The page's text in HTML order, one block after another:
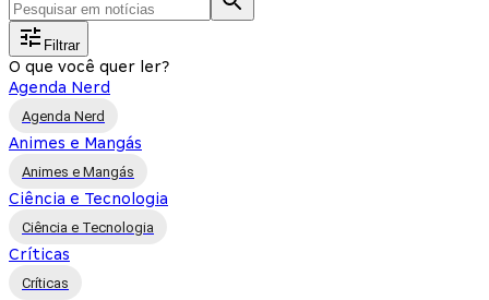
Filtrar
O que você quer ler?
Agenda Nerd
Agenda Nerd
Animes e Mangás
Animes e Mangás
Ciência e Tecnologia
Ciência e Tecnologia
Críticas
Críticas